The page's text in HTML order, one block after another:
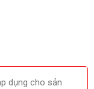
dụng cho sản